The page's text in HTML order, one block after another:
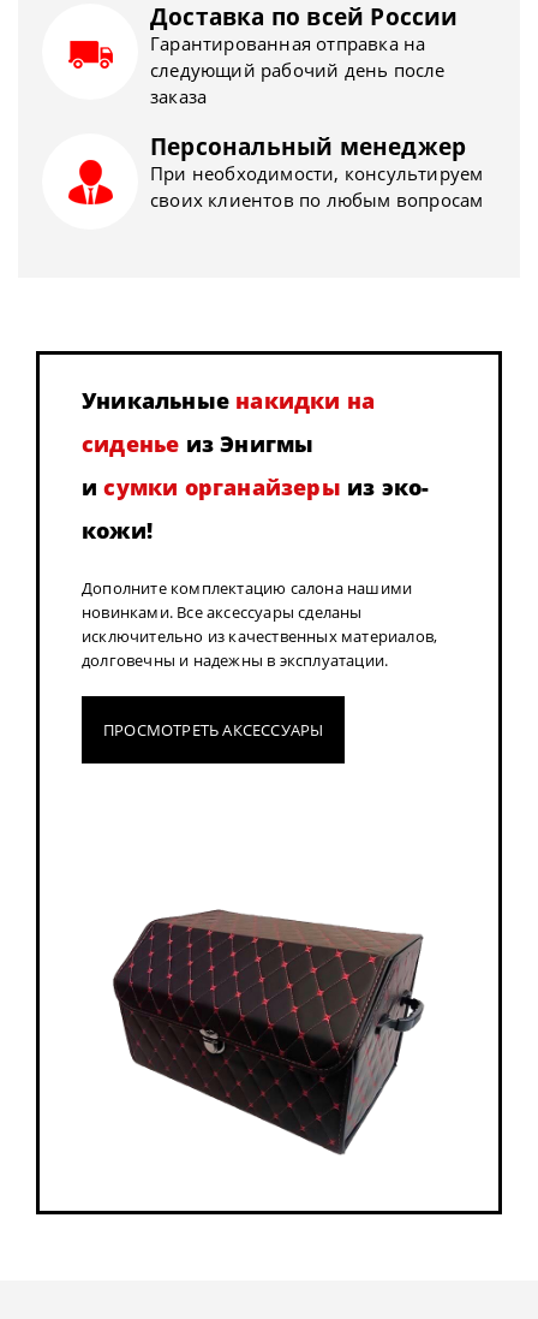
Доставка по всей России
Гарантированная отправка на
следующий рабочий день после
заказа
Персональный менеджер
При необходимости, консультируем
своих клиентов по любым вопросам
Уникальные накидки на
сиденье из Энигмы
исумки органайзеры из эко-
кожи!
Дополните комплектацию салона нашими
новинками. Все аксессуары сделаны
исключительно из качественных материалов,
долговечны и надежны в эксплуатации.
ПРОСМОТРЕТЬ АКСЕССУАРЫ